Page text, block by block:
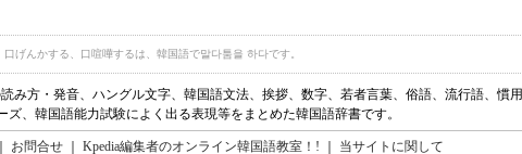
口げんかする、口喧嘩するは、韓国語で말다툼을 하다です。
み方・発音、ハングル文字、韓国語文法、挨拶、数字、若者言葉、俗語、流行語、慣用
ズ、韓国語能力試験によく出る表現等をまとめた韓国語辞書です。
お問合せ Kpedia編集者のオンライン韓国語教室！! 当サイトに関して